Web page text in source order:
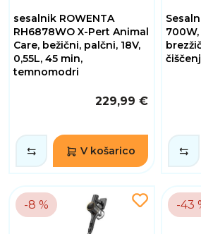
sesalnik ROWENTA
RH6878WO X-Pert Animal
Care, bežični, palčni, 18V,
0,55L, 45 min,
temnomodri
229,99 €
V košarico
-8 % -43